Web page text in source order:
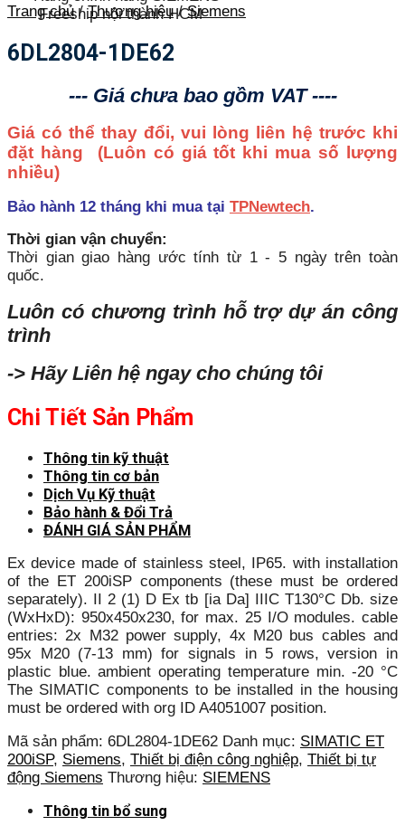
Freeship nội thành HCM
Trang chủ / Thương hiệu / Siemens
6DL2804-1DE62
--- Giá chưa bao gồm VAT ----
Giá có thể thay đổi, vui lòng liên hệ trước khi
đặt hàng (Luôn có giá tốt khi mua số lượng
nhiều)
Bảo hành 12 tháng khi mua tại TPNewtech.
Thời gian vận chuyển:
Thời gian giao hàng ước tính từ 1 - 5 ngày trên toàn
quốc.
Luôn có chương trình hỗ trợ dự án công
trình
-> Hãy Liên hệ ngay cho chúng tôi
Chi Tiết Sản Phẩm
Thông tin kỹ thuật
Thông tin cơ bản
Dịch Vụ Kỹ thuật
Bảo hành & Đổi Trả
ĐÁNH GIÁ SẢN PHẨM
Ex device made of stainless steel, IP65. with installation
of the ET 200iSP components (these must be ordered
separately). II 2 (1) D Ex tb [ia Da] IIIC T130°C Db. size
(WxHxD): 950x450x230, for max. 25 I/O modules. cable
entries: 2x M32 power supply, 4x M20 bus cables and
95x M20 (7-13 mm) for signals in 5 rows, version in
plastic blue. ambient operating temperature min. -20 °C
The SIMATIC components to be installed in the housing
must be ordered with org ID A4051007 position.
Mã sản phẩm: 6DL2804-1DE62 Danh mục: SIMATIC ET
200iSP, Siemens, Thiết bị điện công nghiệp, Thiết bị tự
động Siemens Thương hiệu: SIEMENS
Thông tin bổ sung